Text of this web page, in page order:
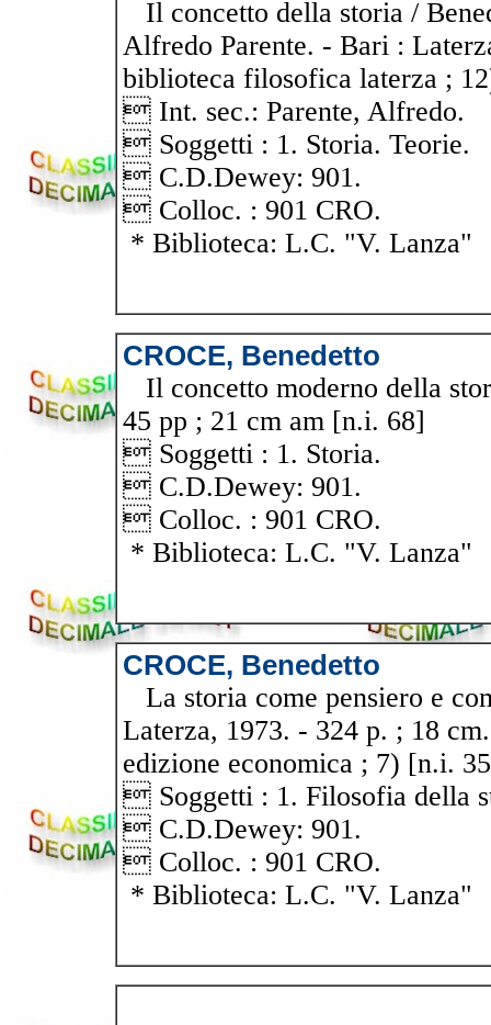
Il concetto della storia /
Alfredo Parente. - Bari :
biblioteca filosofica laterza ;
 Int. sec.: Parente, Alfredo.
 Soggetti : 1. Storia. Teorie.
 C.D.Dewey: 901.
 Colloc. : 901 CRO.
* Biblioteca: L.C. "V. Lanza"
CROCE, Benedetto
Il concetto moderno della
45 pp ; 21 cm am [n.i. 68]
 Soggetti : 1. Storia.
 C.D.Dewey: 901.
 Colloc. : 901 CRO.
* Biblioteca: L.C. "V. Lanza"
CROCE, Benedetto
La storia come pensiero e
Laterza, 1973. - 324 p. ; 18
edizione economica ; 7) [n.i.
 Soggetti : 1. Filosofia della
 C.D.Dewey: 901.
 Colloc. : 901 CRO.
* Biblioteca: L.C. "V. Lanza"